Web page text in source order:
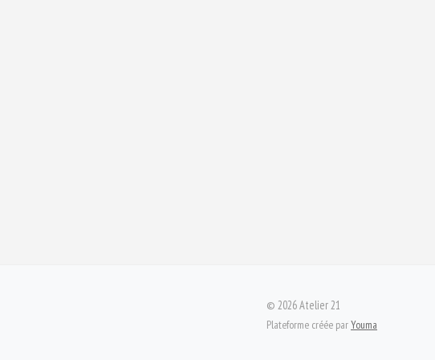
© 2026Atelier 21
Plateforme créée parYouma